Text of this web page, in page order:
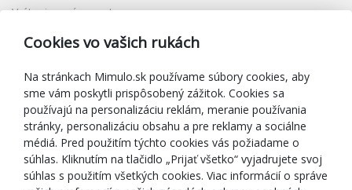
Vrátenie a výmena tovaru
Reklamácia
Darčekové poukážky
Zľavové kupóny
Blog
O predajcovi
Mimulo.sk
Obchodné podmienky
Cookies vo vašich rukách
Na stránkach Mimulo.sk používame súbory cookies, aby
sme vám poskytli prispôsobený zážitok. Cookies sa
používajú na personalizáciu reklám, meranie používania
stránky, personalizáciu obsahu a pre reklamy a sociálne
médiá. Pred použitím týchto cookies vás požiadame o
súhlas. Kliknutím na tlačidlo „Prijať všetko“ vyjadrujete svoj
súhlas s použitím všetkých cookies. Viac informácií o správe